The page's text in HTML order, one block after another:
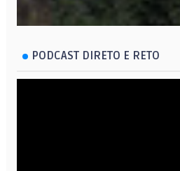
PODCAST DIRETO E RETO